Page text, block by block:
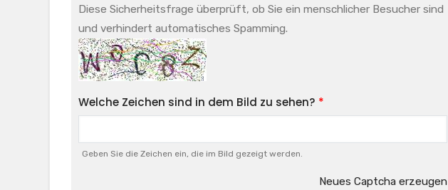
Diese Sicherheitsfrage überprüft, ob Sie ein menschlicher Besucher sind
und verhindert automatisches Spamming.
Welche Zeichen sind in dem Bild zu sehen?
Geben Sie die Zeichen ein, die im Bild gezeigt werden.
Neues Captcha erzeugen